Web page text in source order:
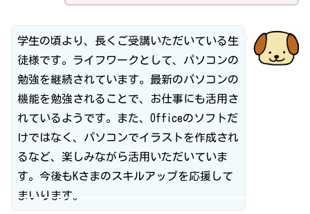
学生の頃より、長くご受講いただいている生
徒様です。ライフワークとして、パソコンの
勉強を継続されています。最新のパソコンの
機能を勉強されることで、お仕事にも活用さ
れているようです。また、Officeのソフトだ
けではなく、パソコンでイラストを作成され
るなど、楽しみながら活用いただいていま
す。今後もKさまのスキルアップを応援して
まいります。